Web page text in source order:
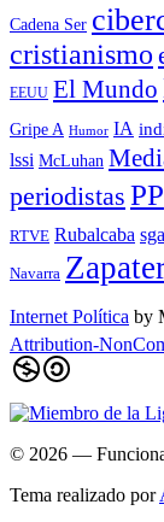
Cadena Ser
cristianismo
EEUU El Mundo
Gripe A Humor IA
lssi McLuhan
periodistas PP
RTVE Rubalcaba
Navarra
Internet Política by
Attribution-
© 2026 —
Tema realizado por